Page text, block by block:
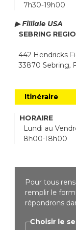
7h30-19h00
▶ Filliale USA
SEBRING
442 Hendricks
33870 Sebring,
Itinéraire
HORAIRE
Lundi au
8h00-18h00
Pour tous
remplir le
répondrons
Choisir le